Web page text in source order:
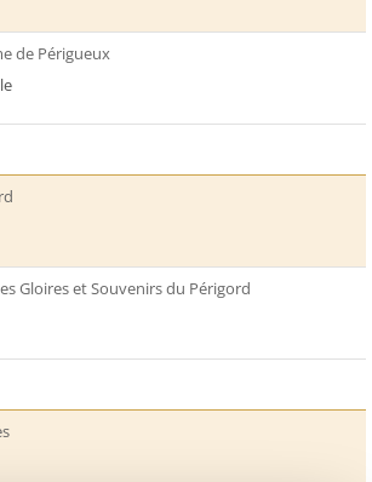
de Périgueux
Gloires et Souvenirs du Périgord